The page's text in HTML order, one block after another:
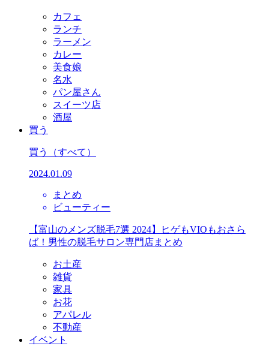
カフェ
ランチ
ラーメン
カレー
美食娘
名水
パン屋さん
スイーツ店
酒屋
買う
買う （すべて）
2024.01.09
まとめ
ビューティー
【富山のメンズ脱毛7選 2024】ヒゲもVIOもおさら
ば！男性の脱毛サロン専門店まとめ
お土産
雑貨
家具
お花
アパレル
不動産
イベント